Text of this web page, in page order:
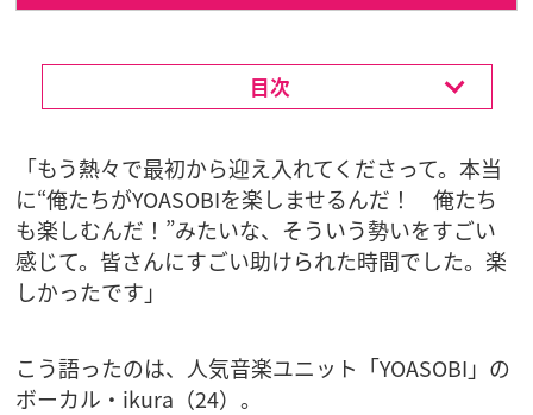
目次
「もう熱々で最初から迎え入れてくださって。本当
に“俺たちがYOASOBIを楽しませるんだ！ 俺たち
も楽しむんだ！”みたいな、そういう勢いをすごい
感じて。皆さんにすごい助けられた時間でした。楽
しかったです」
こう語ったのは、人気音楽ユニット「YOASOBI」の
ボーカル・ikura（24）。